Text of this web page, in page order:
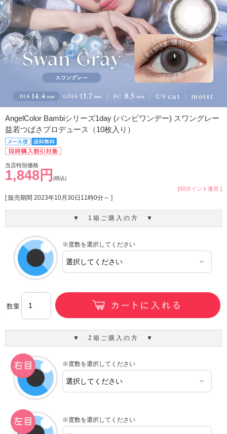
AngelColor Bambiシリーズ1day (バンビワンデー) スワングレー
益若つばさプロデュース（10枚入り）
当店特別価格
1,848円 (税込)
[50ポイント進呈 ]
[ 販売期間 2023年10月30日11時0分～ ]
▼ 1箱ご購入の方 ▼
※度数を選択してください
数量
▼ 2箱ご購入の方 ▼
※度数を選択してください
※度数を選択してください